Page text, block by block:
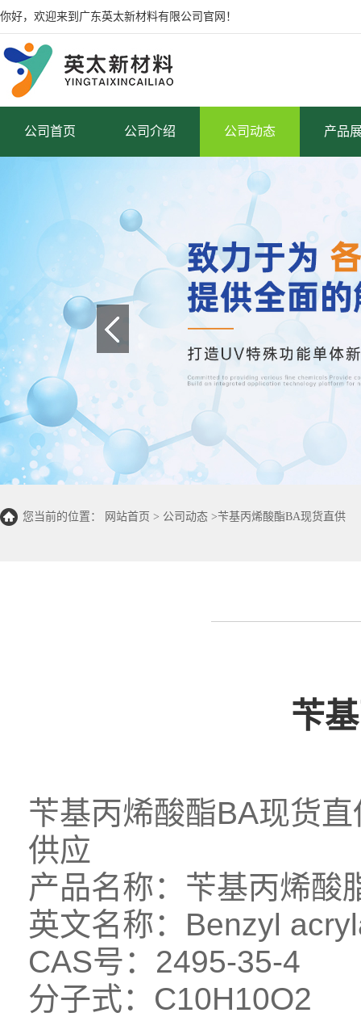
你好，欢迎来到广东英太新材料有限公司官网！
公司首页 公司介绍 公司动态 产品
您当前的位置： 网站首页 > 公司动态 >苄基丙烯酸酯BA现货直供
苄
苄基丙烯酸酯BA现货
供应
产品名称： 苄基丙烯酸
英文名称：Benzyl
CAS号：2495-35-4
分子式：C10H10O2